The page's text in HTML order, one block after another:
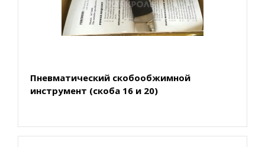
Пневматический скобообжимной
инструмент (скоба 16 и 20)